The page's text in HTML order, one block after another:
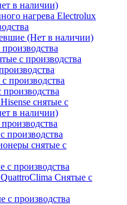
в наличии)
нагрева Electrolux
(Нет в наличии)
с производства
производства
снятые с
в наличии)
производства
снятые с
с производства
Снятые с
с производства